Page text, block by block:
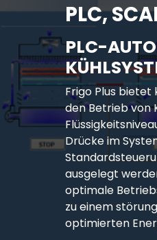
PLC,
PLC-
Frigo Plus
den Betrieb von
Drücke im
ausgelegt
optimale
zu einem
optimierten